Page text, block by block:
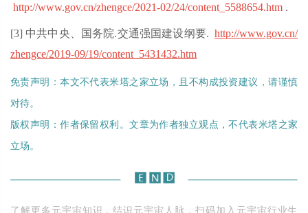
http://www.gov.cn/zhengce/2021-02/24/content_5588654.htm .
[3] 中共中央、国务院.交通强国建设纲要. http://www.gov.cn/
zhengce/2019-09/19/content_5431432.htm
免责声明：本文不代表米塔之家立场，且不构成投资建议，请谨慎
对待。
版权声明：作者保留权利。文章为作者独立观点，不代表米塔之家
立场。
了解更多元宇宙知识，结识元宇宙人脉，扫码加入元宇宙行业生